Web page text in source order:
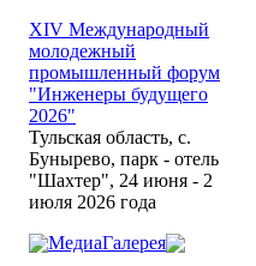
XIV Международный
молодежный
промышленный форум
"Инженеры будущего
2026"
Тульская область, с.
Бунырево, парк - отель
"Шахтер", 24 июня - 2
июля 2026 года
МедиаГалерея